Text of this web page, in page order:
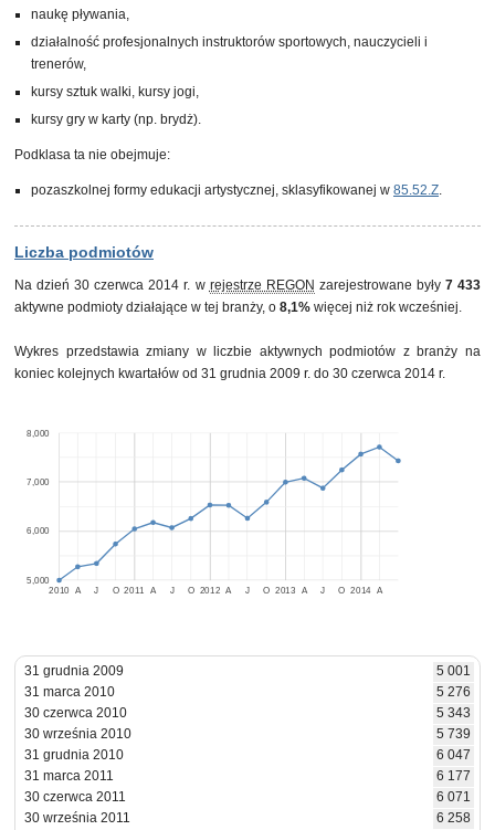
naukę pływania,
działalność profesjonalnych instruktorów sportowych, nauczycieli i
trenerów,
kursy sztuk walki, kursy jogi,
kursy gry w karty (np. brydż).
Podklasa ta nie obejmuje:
pozaszkolnej formy edukacji artystycznej, sklasyfikowanej w 85.52.Z.
Liczba podmiotów
Na dzień 30 czerwca 2014 r. w rejestrze REGON zarejestrowane były 7 433
aktywne podmioty działające w tej branży, o 8,1% więcej niż rok wcześniej.
Wykres przedstawia zmiany w liczbie aktywnych podmiotów z branży na
koniec kolejnych kwartałów od 31 grudnia 2009 r. do 30 czerwca 2014 r.
2010 2011 2012 2013 2014
A J O A J O A J O A J O A
5,000
6,000
7,000
8,000
31 grudnia 2009
5 001
31 marca 2010
5 276
30 czerwca 2010
5 343
30 września 2010
5 739
31 grudnia 2010
6 047
31 marca 2011
6 177
30 czerwca 2011
6 071
30 września 2011
6 258